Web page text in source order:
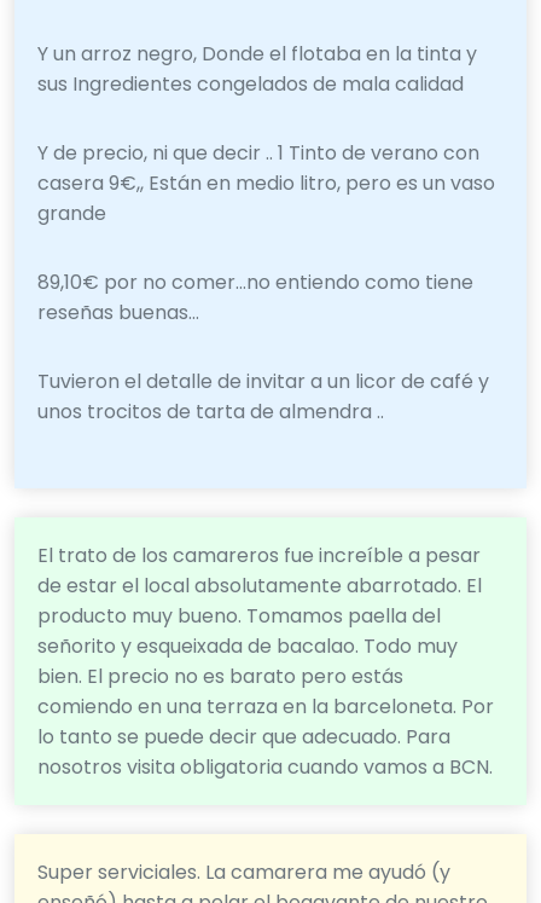
Y un arroz negro, Donde el flotaba en la tinta y
sus Ingredientes congelados de mala calidad
Y de precio, ni que decir .. 1 Tinto de verano con
casera 9€,, Están en medio litro, pero es un vaso
grande
89,10€ por no comer…no entiendo como tiene
reseñas buenas…
Tuvieron el detalle de invitar a un licor de café y
unos trocitos de tarta de almendra ..
El trato de los camareros fue increíble a pesar
de estar el local absolutamente abarrotado. El
producto muy bueno. Tomamos paella del
señorito y esqueixada de bacalao. Todo muy
bien. El precio no es barato pero estás
comiendo en una terraza en la barceloneta. Por
lo tanto se puede decir que adecuado. Para
nosotros visita obligatoria cuando vamos a BCN.
Super serviciales. La camarera me ayudó (y